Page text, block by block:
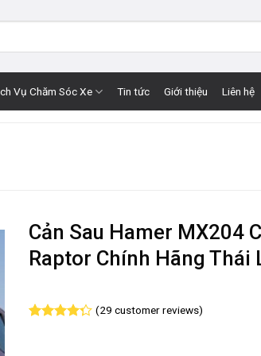
Vụ Chăm Sóc Xe Tin tức Giới thiệu Liên hệ
Cản Sau Hamer MX204
Raptor Chính Hãng Thái
(29 customer reviews)